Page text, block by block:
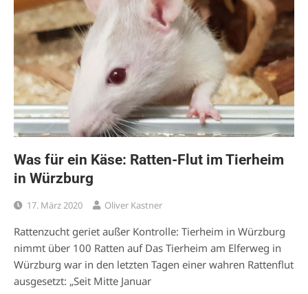
Was für ein Käse: Ratten-Flut im Tierheim
in Würzburg
17. März 2020 Oliver Kastner
Rattenzucht geriet außer Kontrolle: Tierheim in Würzburg
nimmt über 100 Ratten auf Das Tierheim am Elferweg in
Würzburg war in den letzten Tagen einer wahren Rattenflut
ausgesetzt: „Seit Mitte Januar